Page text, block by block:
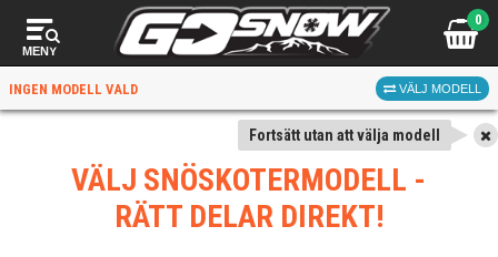
MENY
0
INGEN MODELL VALD VÄLJ MODELL
Fortsätt utan att välja modell
VÄLJ SNÖSKOTERMODELL -
RÄTT DELAR DIREKT!